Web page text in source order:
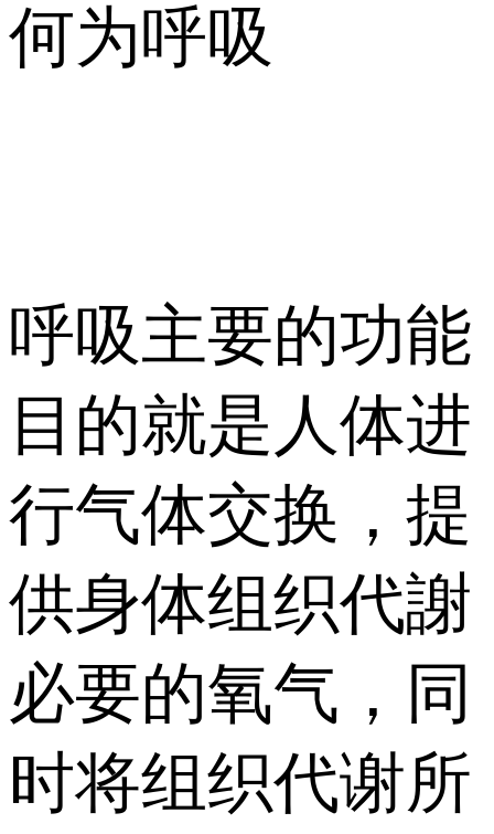
何为呼吸
呼吸主要的功能
目的就是人体进
行气体交换，提
供身体组织代謝
必要的氧气，同
时将组织代谢所